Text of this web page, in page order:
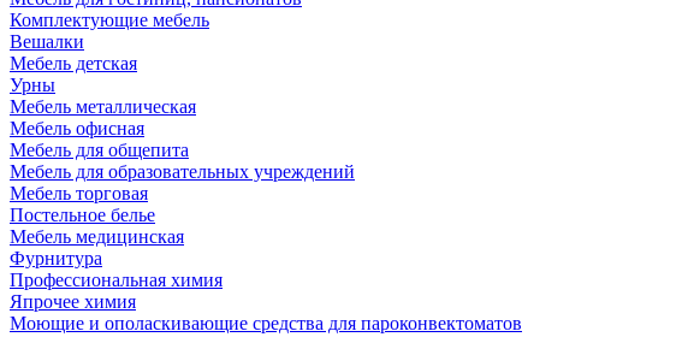
Комплектующие мебель
Вешалки
Мебель детская
Урны
Мебель металлическая
Мебель офисная
Мебель для общепита
Мебель для образовательных учреждений
Мебель торговая
Постельное белье
Мебель медицинская
Фурнитура
Профессиональная химия
Япрочее химия
Моющие и ополаскивающие средства для пароконвектоматов